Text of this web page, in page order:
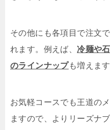
その他にも各項目で注文
れます。例えば、冷麺や
のラインナップも増えます
お気軽コースでも王道の
ますので、よりリーズナ